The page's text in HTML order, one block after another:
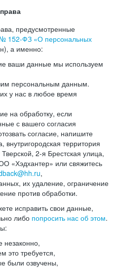
предусмотренные
№ 152-ФЗ «О персональных
а именно:
ваши данные мы используем
персональным данным.
у нас в любое время
на обработку, если
с вашего согласия
согласие, напишите
внутригородская территория
2-я Брестская улица,
«Хэдхантер» или свяжитесь
,
их удаление, ограничение
против обработки.
исправить свои данные,
либо попросить нас об этом.
это требуется,
были озвучены,